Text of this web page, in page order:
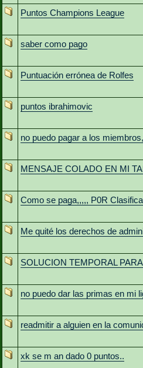
Puntos Champions League
saber como pago
Puntuación errónea de Rolfes
puntos ibrahimovic
no puedo pagar a los
MENSAJE COLADO EN MI
Como se paga,,,,, P0R
Me quité los derechos de
SOLUCION TEMPORAL
no puedo dar las primas en mi
readmitir a alguien en la
xk se m an dado 0 puntos..